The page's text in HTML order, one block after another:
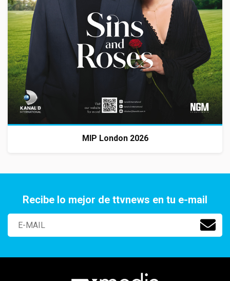
MIP London 2026
Recibe lo mejor de ttvnews en tu e-mail